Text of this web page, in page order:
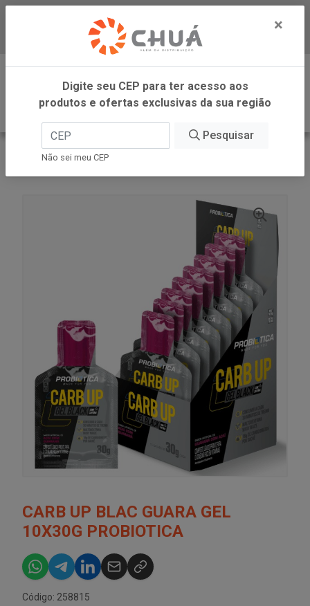
Baixe já nosso APP
0
INÍCIO
CARB UP BLAC GUARA GEL
10X30G PROBIOTICA
Código: 258815
×
Digite seu CEP para ter acesso aos
produtos e ofertas exclusivas da sua região
Pesquisar
Não sei meu CEP